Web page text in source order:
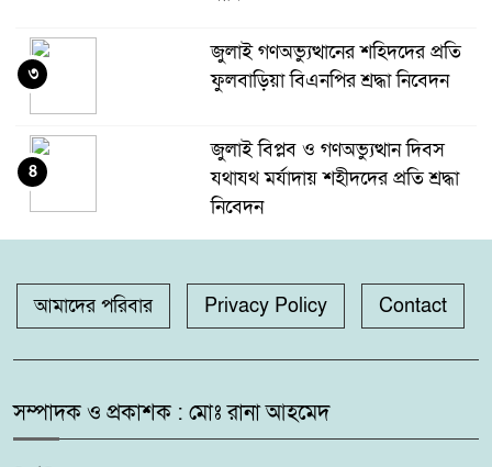
জুলাই গণঅভ্যুত্থানের শহিদদের প্রতি
ফুলবাড়িয়া বিএনপির শ্রদ্ধা নিবেদন
৩
জুলাই বিপ্লব ও গণঅভ্যুত্থান দিবস
যথাযথ মর্যাদায় শহীদদের প্রতি শ্রদ্ধা
নিবেদন
৪
উদ্ধার
৫
গঙ্গাচড়া থানায় মামলা না নেওয়ার
দাবিতে সংবাদ সম্মেলন
আমাদের পরিবার Privacy Policy Contact
সম্পাদক ও প্রকাশক : মোঃ রানা আহমেদ